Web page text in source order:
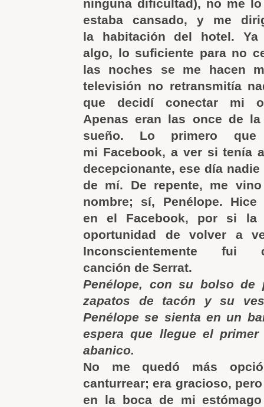
ninguna dificultad), no me
estaba cansado, y me
la habitación del hotel. Ya
algo, lo suficiente para no
las noches se me hacen
televisión no retransmitía
que decidí conectar mi
Apenas eran las once de
sueño. Lo primero
mi Facebook, a ver si tenía
decepcionante, ese día
de mí. De repente, me
nombre; sí, Penélope. Hice
en el Facebook, por si la
oportunidad de volver a
Inconscientemente fui
canción de Serrat.
Penélope, con su bolso de
zapatos de tacón y su
Penélope se sienta en un
espera que llegue el
abanico.
No me quedó más
canturrear; era gracioso,
en la boca de mi